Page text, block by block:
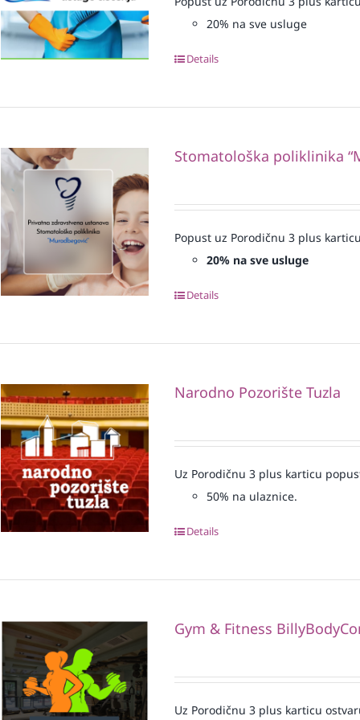
20% na sve usluge
Details
Stomatološka poliklinika
Popust uz Porodičnu 3 plus
20% na sve usluge
Details
Narodno Pozorište Tuzla
Uz Porodičnu 3 plus karticu
50% na ulaznice.
Details
Gym & Fitness
Uz Porodičnu 3 plus karticu